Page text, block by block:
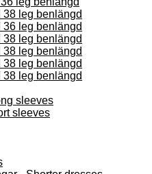
38 leg benlängd
36 leg benlängd
38 leg benlängd
38 leg benlängd
38 leg benlängd
38 leg benlängd
sleeves
sleeves